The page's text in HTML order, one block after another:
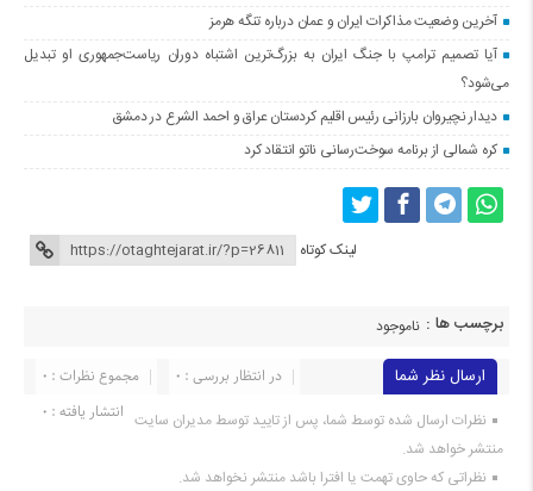
آخرین وضعیت مذاکرات ایران و عمان درباره تنگه هرمز
آیا تصمیم ترامپ با جنگ ایران به بزرگ‌ترین اشتباه دوران ریاست‌جمهوری او تبدیل
می‌شود؟
دیدار نچیروان بارزانی رئیس اقلیم کردستان عراق و احمد الشرع در دمشق
کره شمالی از برنامه سوخت‌رسانی ناتو انتقاد کرد
لینک کوتاه
برچسب ها : ناموجود
ارسال نظر شما مجموع نظرات : 0
در انتظار بررسی : 0
انتشار یافته : 0 نظرات ارسال شده توسط شما، پس از تایید توسط مدیران سایت
منتشر خواهد شد.
نظراتی که حاوی تهمت یا افترا باشد منتشر نخواهد شد.